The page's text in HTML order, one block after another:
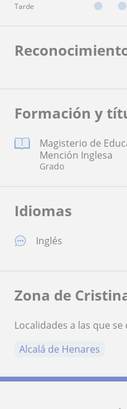
Tarde
Formación y
Magisterio de
Mención Inglesa
Grado
Idiomas
Inglés
Zona de
Localidades a las que
Alcalá de Henares